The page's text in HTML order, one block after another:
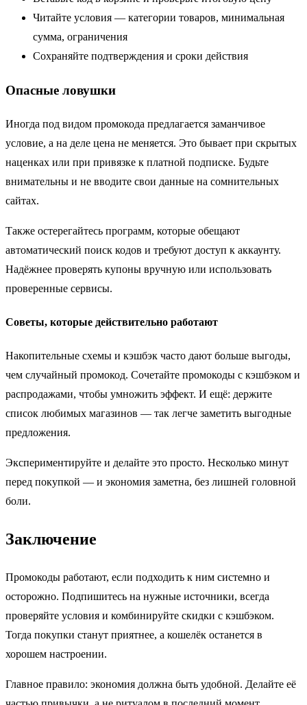
Читайте условия — категории товаров, минимальная
сумма, ограничения
Сохраняйте подтверждения и сроки действия
Опасные ловушки
Иногда под видом промокода предлагается заманчивое
условие, а на деле цена не меняется. Это бывает при скрытых
наценках или при привязке к платной подписке. Будьте
внимательны и не вводите свои данные на сомнительных
сайтах.
Также остерегайтесь программ, которые обещают
автоматический поиск кодов и требуют доступ к аккаунту.
Надёжнее проверять купоны вручную или использовать
проверенные сервисы.
Советы, которые действительно работают
Накопительные схемы и кэшбэк часто дают больше выгоды,
чем случайный промокод. Сочетайте промокоды с кэшбэком и
распродажами, чтобы умножить эффект. И ещё: держите
список любимых магазинов — так легче заметить выгодные
предложения.
Экспериментируйте и делайте это просто. Несколько минут
перед покупкой — и экономия заметна, без лишней головной
боли.
Заключение
Промокоды работают, если подходить к ним системно и
осторожно. Подпишитесь на нужные источники, всегда
проверяйте условия и комбинируйте скидки с кэшбэком.
Тогда покупки станут приятнее, а кошелёк останется в
хорошем настроении.
Главное правило: экономия должна быть удобной. Делайте её